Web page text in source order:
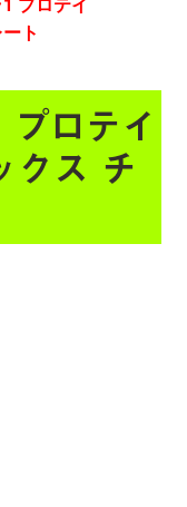
ロテイ
クス チ